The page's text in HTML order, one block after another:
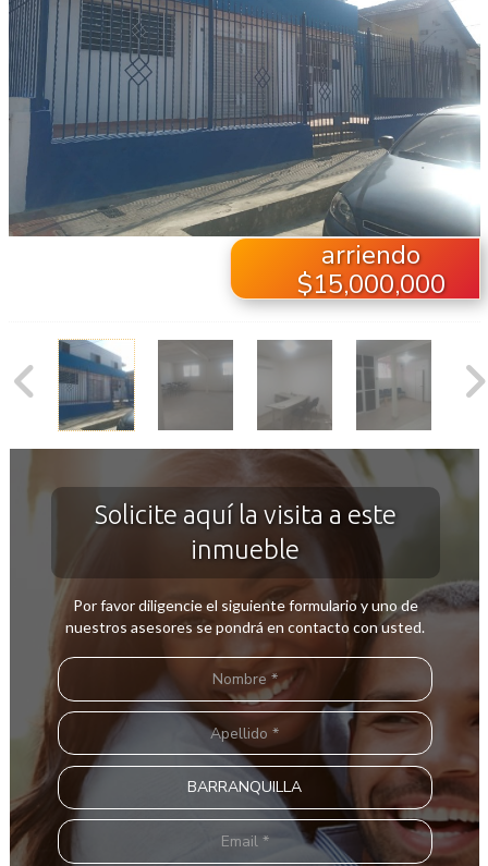
arriendo
$15,000,000
Solicite aquí la visita a este
inmueble
Por favor diligencie el siguiente formulario y uno de
nuestros asesores se pondrá en contacto con usted.